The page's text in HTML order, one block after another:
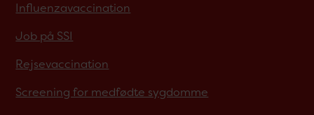
Influenzavaccination
Job på SSI
Rejsevaccination
Screening for medfødte sygdomme